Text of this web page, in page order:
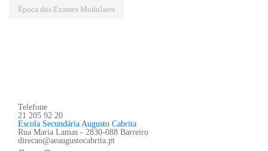
Época dos Exames Modulares
Telefone
21 205 92 20
Escola Secundária Augusto Cabrita
Rua Maria Lamas - 2830-088 Barreiro
direcao@aeaugustocabrita.pt